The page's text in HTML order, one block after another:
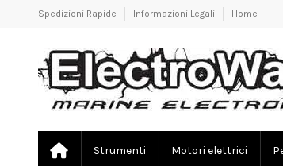
Spedizioni Rapide Informazioni Legali Home
Strumenti Motori elettrici